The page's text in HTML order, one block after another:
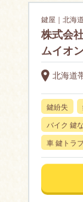
鍵屋｜北海
株式会
ムイオ
北海道
鍵紛失
バイク 鍵
車 鍵トラ